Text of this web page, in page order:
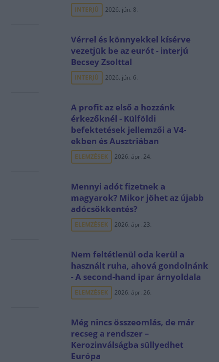
INTERJÚ 2026. jún. 8.
Vérrel és könnyekkel kísérve
vezetjük be az eurót - interjú
Becsey Zsolttal
INTERJÚ 2026. jún. 6.
A profit az első a hozzánk
érkezőknél - Külföldi
befektetések jellemzői a V4-
ekben és Ausztriában
ELEMZÉSEK 2026. ápr. 24.
Mennyi adót fizetnek a
magyarok? Mikor jöhet az újabb
adócsökkentés?
ELEMZÉSEK 2026. ápr. 23.
Nem feltétlenül oda kerül a
használt ruha, ahová gondolnánk
- A second-hand ipar árnyoldala
ELEMZÉSEK 2026. ápr. 26.
Még nincs összeomlás, de már
recseg a rendszer –
Kerozinválságba süllyedhet
Európa